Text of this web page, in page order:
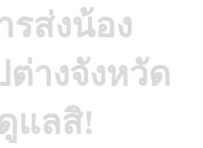
รส่งน้อง
างจังหวัด
แลสิ!